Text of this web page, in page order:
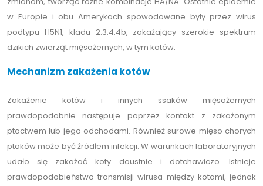
w Europie i obu Amerykach spowodowane były przez wirus
podtypu H5N1, kladu 2.3.4.4b, zakażający szerokie spektrum
dzikich zwierząt mięsożernych, w tym kotów.
Mechanizm zakażenia kotów
Zakażenie kotów i innych ssaków mięsożernych
prawdopodobnie następuje poprzez kontakt z zakażonym
ptactwem lub jego odchodami. Również surowe mięso chorych
ptaków może być źródłem infekcji. W warunkach laboratoryjnych
udało się zakażać koty doustnie i dotchawiczo. Istnieje
prawdopodobieństwo transmisji wirusa między kotami, jednak